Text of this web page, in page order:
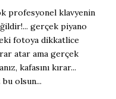
profesyonel klavyenin
gerçek piyano
fotoya dikkatlice
atar ama gerçek
kafasını kırar...
olsun...